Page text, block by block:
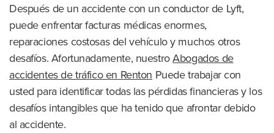
Después de un accidente con un conductor de Lyft,
puede enfrentar facturas médicas enormes,
reparaciones costosas del vehículo y muchos otros
desafíos. Afortunadamente, nuestroAbogados de
accidentes de tráfico en Renton Puede trabajar con
usted para identificar todas las pérdidas financieras y los
desafíos intangibles que ha tenido que afrontar debido
al accidente.